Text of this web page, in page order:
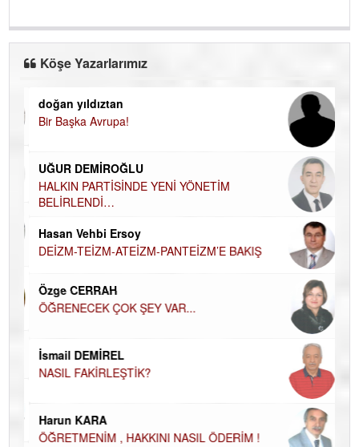
Köşe Yazarlarımız
doğan yıldıztan
Bir Başka Avrupa!
UĞUR DEMİROĞLU
HALKIN PARTİSİNDE YENİ YÖNETİM
BELİRLENDİ…
Hasan Vehbi Ersoy
DEİZM-TEİZM-ATEİZM-PANTEİZM’E BAKIŞ
Özge CERRAH
ÖĞRENECEK ÇOK ŞEY VAR...
İsmail DEMİREL
NASIL FAKİRLEŞTİK?
Harun KARA
ÖĞRETMENİM , HAKKINI NASIL ÖDERİM !